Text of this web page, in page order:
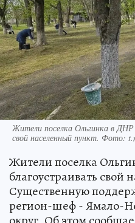
Жители поселка Ольгинка в
свой населенный пункт. Фото:
Жители поселка
благоустраивать свой
Существенную
регион-шеф - Ямало-